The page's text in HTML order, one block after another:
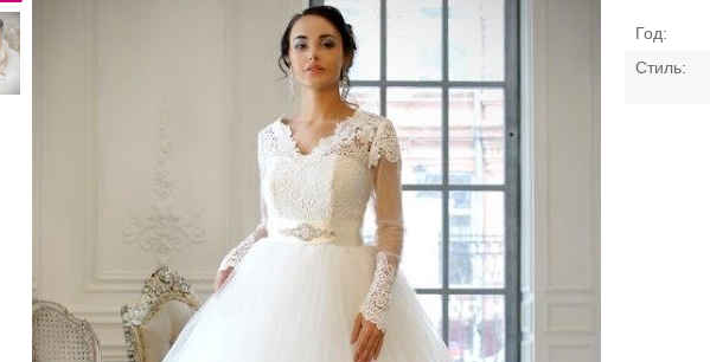
Свадебные платья Банкет Транспорт
свадебный салон —
платья Отзывы(0)